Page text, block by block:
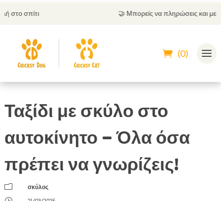
Μπορείς να πληρώσεις και με αντικαταβολή
(0)
Ταξίδι με σκύλο στο
αυτοκίνητο – Όλα όσα
πρέπει να γνωρίζεις!
m
σκύλος